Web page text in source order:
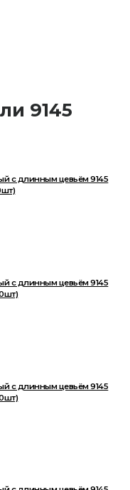
9145
с длинным цевьём 9145
с длинным цевьём 9145
с длинным цевьём 9145